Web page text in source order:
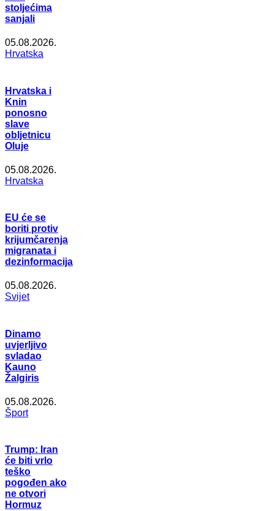
stoljećima
sanjali
05.08.2026.
Hrvatska
Hrvatska i
Knin
ponosno
slave
obljetnicu
Oluje
05.08.2026.
Hrvatska
EU će se
boriti protiv
krijumčarenja
migranata i
dezinformacija
05.08.2026.
Svijet
Dinamo
uvjerljivo
svladao
Kauno
Žalgiris
05.08.2026.
Šport
Trump: Iran
će biti vrlo
teško
pogođen ako
ne otvori
Hormuz